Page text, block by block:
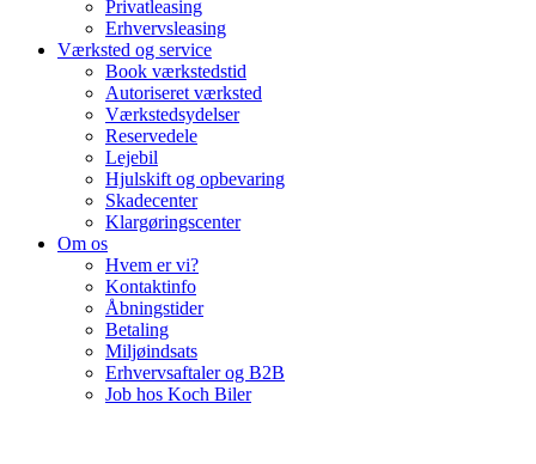
Privatleasing
Erhvervsleasing
Værksted og service
Book værkstedstid
Autoriseret værksted
Værkstedsydelser
Reservedele
Lejebil
Hjulskift og opbevaring
Skadecenter
Klargøringscenter
Om os
Hvem er vi?
Kontaktinfo
Åbningstider
Betaling
Miljøindsats
Erhvervsaftaler og B2B
Job hos Koch Biler